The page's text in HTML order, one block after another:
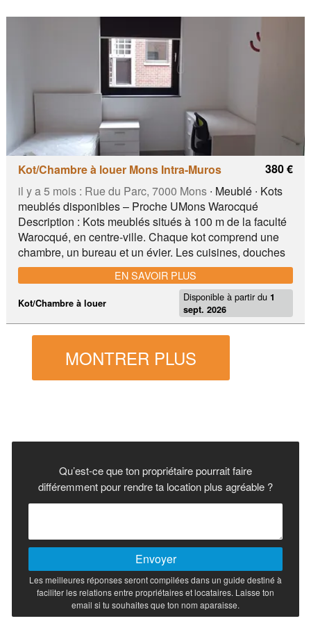
arrêts de bus et commerces. 🔑 Une chambre avec
toilette privée sera disponible à partir du 01/07/2026.
toutes les autres chambres sont louées pour une longue
période. UMONS, Arrêt bus, Supermarché
Kot/Chambre à louer Mons Intra-Muros
il y a 5 mois : Rue du Parc, 7000 Mons∙ Meublé ∙ Kots
meublés disponibles – Proche UMons Warocqué
Description : Kots meublés situés à 100 m de la faculté
Warocqué, en centre-ville. Chaque kot comprend une
chambre, un bureau et un évier. Les cuisines, douches
et toilettes sont partagées . Le bâtiment compte 7 kots, 3
cuisines, 3 douches et 3 WC, répartis par étage.
Warocqué (UMons) Plaine de Nimy, Gare de Mons
Kot/Chambre à louer Disponible à partir du1
sept. 2026
380 €
EN SAVOIR PLUS
MONTRER PLUS
Qu’est-ce que ton propriétaire pourrait faire
différemment pour rendre ta location plus agréable ?
Envoyer
Les meilleures réponses seront compilées dans un guide destiné à
faciliter les relations entre propriétaires et locataires. Laisse ton
email si tu souhaites que ton nom aparaisse.